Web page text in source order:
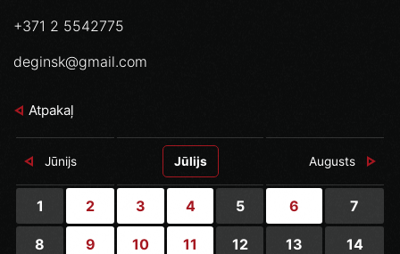
+371 2 5542775
deginsk@gmail.com
Atpakaļ
Jūnijs Jūlijs Augusts
1 2 3 4 5 6 7
8 9 10 11 12 13 14